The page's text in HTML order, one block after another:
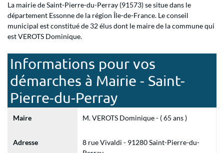
La mairie de Saint-Pierre-du-Perray (91573) se situe dans le
département Essonne de la région Île-de-France. Le conseil
municipal est constitué de 32 élus dont le maire de la commune qui
est VEROTS Dominique.
Informations pour vos
démarches à Mairie - Saint-
Pierre-du-Perray
Maire M. VEROTS Dominique - ( 65 ans )
Adresse
8 rue Vivaldi - 91280 Saint-Pierre-du-